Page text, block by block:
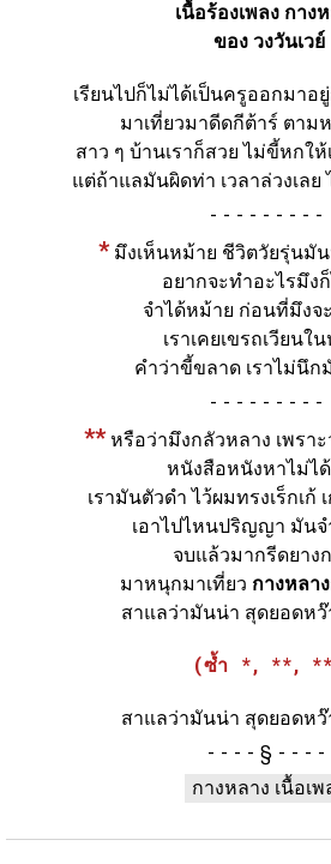
เนื้อร้องเพลง กาง
ของ วงวันเวย์
เรียนไปก็ไม่ได้เป็นครูออกมาอ
มาเที่ยวมาดีดกีต้าร์ ตาม
สาว ๆ บ้านเราก็สวย ไม่ขี้หกใ
แต่ถ้าแลมันผิดท่า เวลาล่วงเลย
-
*มึงเห็นหม้าย ชีวิตวัยรุ่นมั
อยากจะทำอะไรมึง
จำได้หม้าย ก่อนที่มึงจ
เราเคยเขรถเวียนใ
คำว่าขี้ขลาด เราไม่นึก
-
**หรือว่ามึงกลัวหลาง เพราะ
หนังสือหนังหาไม่ได้
เรามันตัวดำ ไว้ผมทรงเร็กเก้
เอาไปไหนปริญญา มันจ
จบแล้วมากรีดยาง
มาหนุกมาเที่ยว กางหลาง
สาแลว่ามันน่า สุดยอดหว๊
(ซ้ำ *, **,
สาแลว่ามันน่า สุดยอดหว๊
§
กางหลาง เนื้อเพ